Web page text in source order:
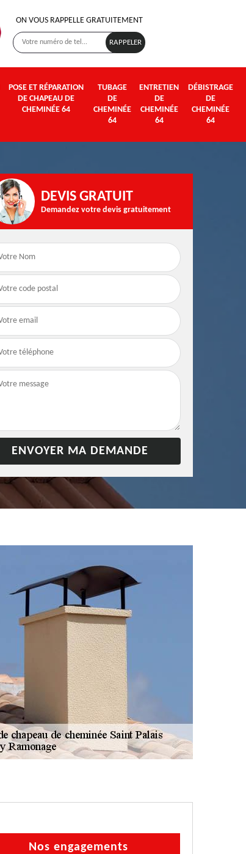
ON VOUS RAPPELLE GRATUITEMENT
POSE ET RÉPARATION
DE CHAPEAU DE
CHEMINÉE 64
TUBAGE
DE
CHEMINÉE
64
ENTRETIEN
DE
CHEMINÉE
64
DÉBISTRAGE
DE
CHEMINÉE
64
poêle à bois et granulé
64
Ramonage de
cheminée 64
DEVIS GRATUIT
Demandez votre devis gratuitement
Nos engagements